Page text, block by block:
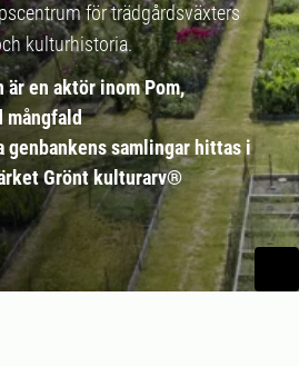
för trädgårdsväxters
kulturhistoria.
en aktör inom Pom,
mångfald
genbankens samlingar hittas i
Grönt kulturarv®